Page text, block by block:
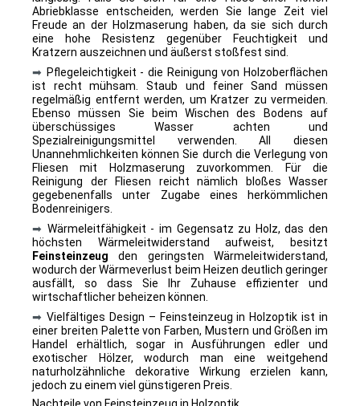
Abriebklasse entscheiden, werden Sie lange Zeit viel
Freude an der Holzmaserung haben, da sie sich durch
eine hohe Resistenz gegenüber Feuchtigkeit und
Kratzern auszeichnen und äußerst stoßfest sind.
➡ Pflegeleichtigkeit - die Reinigung von Holzoberflächen
ist recht mühsam. Staub und feiner Sand müssen
regelmäßig entfernt werden, um Kratzer zu vermeiden.
Ebenso müssen Sie beim Wischen des Bodens auf
überschüssiges Wasser achten und
Spezialreinigungsmittel verwenden. All diesen
Unannehmlichkeiten können Sie durch die Verlegung von
Fliesen mit Holzmaserung zuvorkommen. Für die
Reinigung der Fliesen reicht nämlich bloßes Wasser
gegebenenfalls unter Zugabe eines herkömmlichen
Bodenreinigers.
➡ Wärmeleitfähigkeit - im Gegensatz zu Holz, das den
höchsten Wärmeleitwiderstand aufweist, besitzt
Feinsteinzeug den geringsten Wärmeleitwiderstand,
wodurch der Wärmeverlust beim Heizen deutlich geringer
ausfällt, so dass Sie Ihr Zuhause effizienter und
wirtschaftlicher beheizen können.
➡ Vielfältiges Design – Feinsteinzeug in Holzoptik ist in
einer breiten Palette von Farben, Mustern und Größen im
Handel erhältlich, sogar in Ausführungenedler und
exotischer Hölzer, wodurch man eine weitgehend
naturholzähnliche dekorative Wirkung erzielen kann,
jedoch zu einem viel günstigeren Preis.